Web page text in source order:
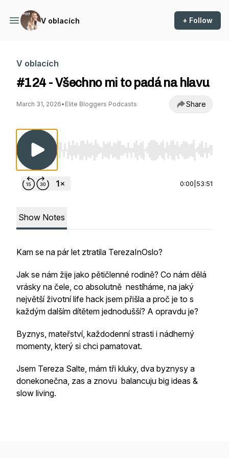
V oblacích + Follow
V oblacích
#124 - Všechno mi to padá na hlavu
March 31, 2026• Elite Bloggers Podcasts Share
Use Left/Right to seek, Home/End to jump
0:00 53:51
Show Notes
Kam se na pár let ztratila TerezaInOslo?
Jak se nám žije jako pětičlenné rodině? Co nám dělá
vrásky na čele, co absolutně nestíháme, na jaký
největší životní life hack jsem přišla a proč je to s
každým dalším dítětem jednodušší? A opravdu je?
Byznys, mateřství, každodenní strasti i nádherný
momenty, který si chci pamatovat.
Jsem Tereza Salte, mám tři kluky, dva byznysy a
donekonečna, zas a znovu balancuju big ideas &
slow living.